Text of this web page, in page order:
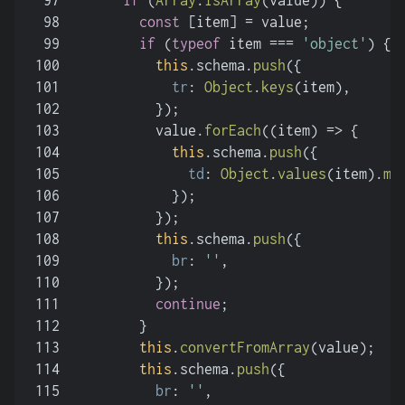
98
99
100
101
102
103
104
105
106
107
108
109
110
111
112
113
114
115
const [item] = value;
if (typeof item === 'object' ) {
this . schema . push({
tr : Object . keys(item),
          });
          value.
forEach( ( item) => {
this . schema . push({
td : Object . values(item).
            });
          });
this . schema . push({
br : '' ,
          });
continue ;
        }
this . convertFromArray(value);
this . schema . push({
br : '' ,